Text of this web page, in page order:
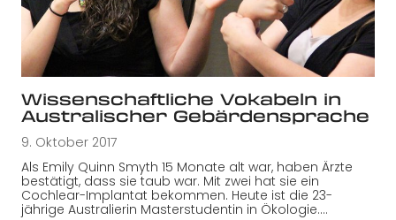
Wissenschaftliche Vokabeln in
Australischer Gebärdensprache
9. Oktober 2017
Als Emily Quinn Smyth 15 Monate alt war, haben Ärzte
bestätigt, dass sie taub war. Mit zwei hat sie ein
Cochlear-Implantat bekommen. Heute ist die 23-
jährige Australierin Masterstudentin in Ökologie.…